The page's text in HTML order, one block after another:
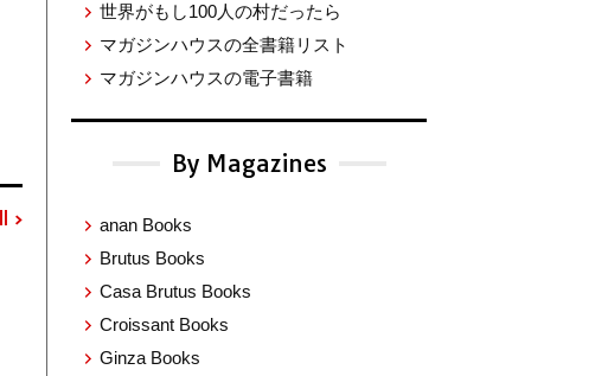
世界がもし100人の村だったら
マガジンハウスの全書籍リスト
マガジンハウスの電子書籍
By Magazines
anan Books
Brutus Books
Casa Brutus Books
Croissant Books
Ginza Books